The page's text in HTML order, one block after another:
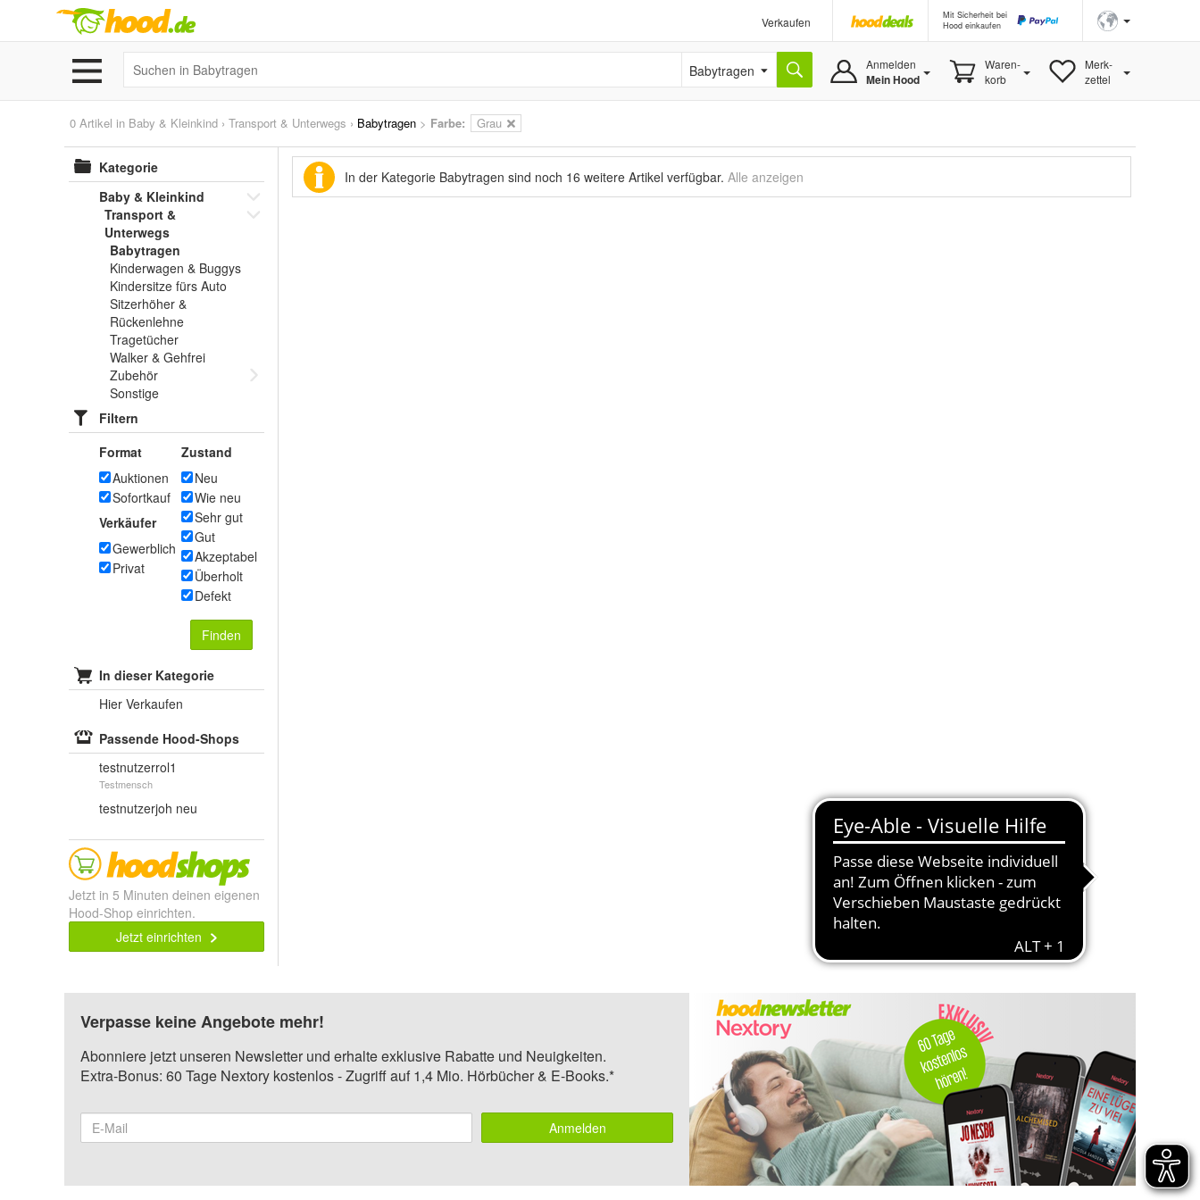
Verkaufen
Mit Sicherheit bei
Hood einkaufen
Babytragen Anmelden
Mein Hood
Waren-
korb
Merk-
zettel
0 Artikel in Baby & Kleinkind › Transport & Unterwegs › Babytragen > Farbe: Grau
Kategorie
Baby & Kleinkind
Transport &
Unterwegs
Babytragen
Kinderwagen & Buggys
Kindersitze fürs Auto
Sitzerhöher &
Rückenlehne
Tragetücher
Walker & Gehfrei
Zubehör
Sonstige
Filtern
Format
Auktionen
Sofortkauf
Verkäufer
Gewerblich
Privat
Zustand
Neu
Wie neu
Sehr gut
Gut
Akzeptabel
Überholt
Defekt
Finden
In dieser Kategorie
Hier Verkaufen
Passende Hood-Shops
testnutzerrol1
Testmensch
testnutzerjoh neu
Jetzt in 5 Minuten deinen eigenen
Hood-Shop einrichten.
Jetzt einrichten
In der Kategorie Babytragen sind noch 16 weitere Artikel verfügbar. Alle anzeigen
Verpasse keine Angebote mehr!
Abonniere jetzt unseren Newsletter und erhalte exklusive Rabatte und Neuigkeiten.
Extra-Bonus: 60 Tage Nextory kostenlos - Zugriff auf 1,4 Mio. Hörbücher & E-Books.*
Anmelden